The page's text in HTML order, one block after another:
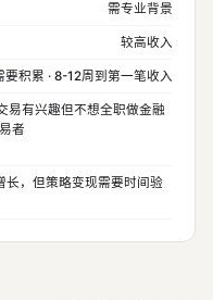
需专业背景
较高收入
积累 · 8-12周到第一笔收入
易有兴趣但不想全职做金融
者
，但策略变现需要时间验